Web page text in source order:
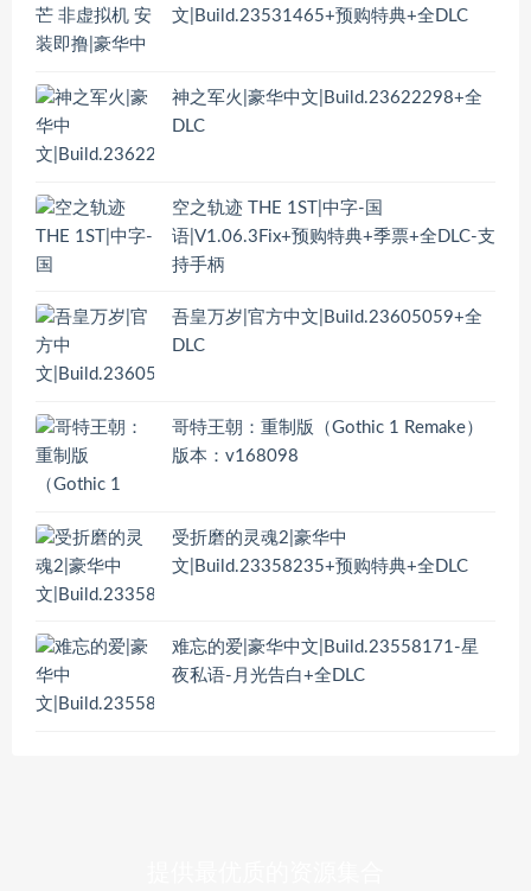
文|Build.23531465+预购特典+全DLC
神之军火|豪华中文|Build.23622298+全
DLC
空之轨迹 THE 1ST|中字-国
语|V1.06.3Fix+预购特典+季票+全DLC-支
持手柄
吾皇万岁|官方中文|Build.23605059+全
DLC
哥特王朝：重制版（Gothic 1 Remake）
版本：v168098
受折磨的灵魂2|豪华中
文|Build.23358235+预购特典+全DLC
难忘的爱|豪华中文|Build.23558171-星
夜私语-月光告白+全DLC